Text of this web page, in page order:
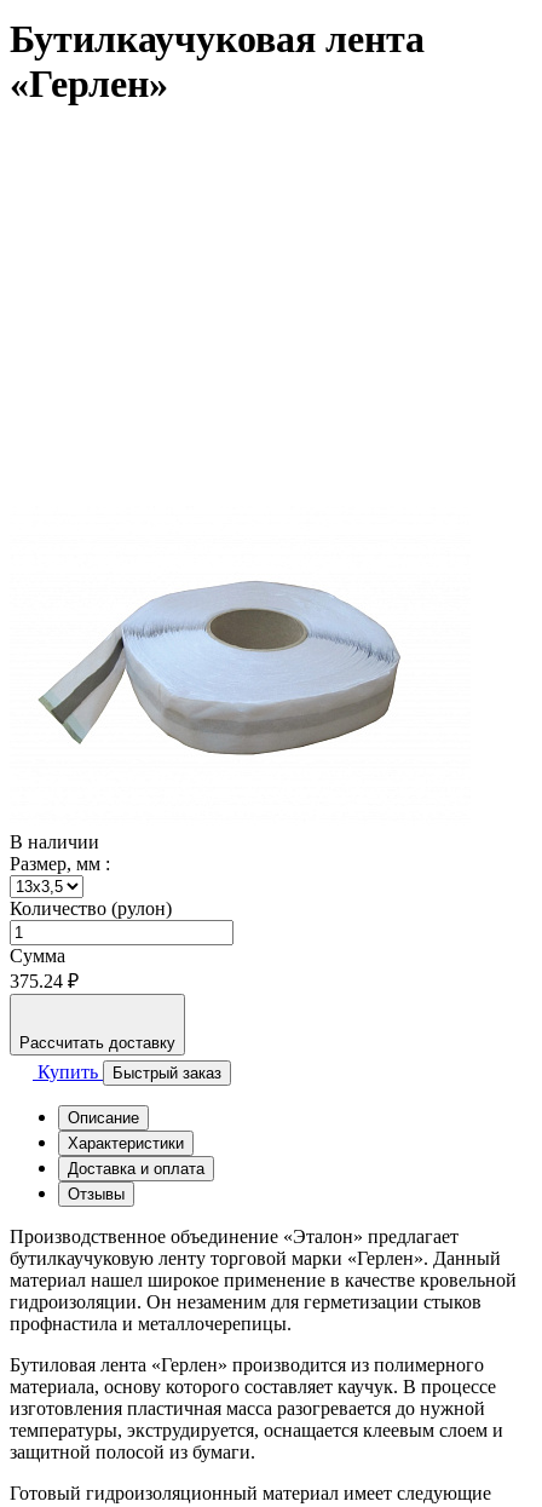
Бутилкаучуковая лента
«Герлен»
В наличии
Размер, мм :
Количество (рулон)
Сумма
375.24 ₽
Рассчитать доставку
Купить Быстрый заказ
Описание
Характеристики
Доставка и оплата
Отзывы
Производственное объединение «Эталон» предлагает
бутилкаучуковую ленту торговой марки «Герлен». Данный
материал нашел широкое применение в качестве кровельной
гидроизоляции. Он незаменим для герметизации стыков
профнастила и металлочерепицы.
Бутиловая лента «Герлен» производится из полимерного
материала, основу которого составляет каучук. В процессе
изготовления пластичная масса разогревается до нужной
температуры, экструдируется, оснащается клеевым слоем и
защитной полосой из бумаги.
Готовый гидроизоляционный материал имеет следующие